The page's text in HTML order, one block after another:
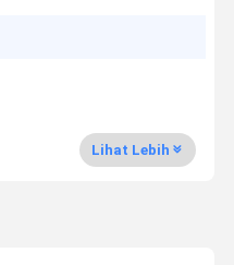
Lihat Lebih